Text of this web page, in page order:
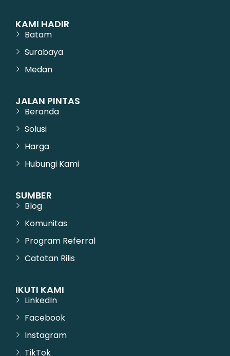
KAMI HADIR
Batam
Surabaya
Medan
JALAN PINTAS
Beranda
Solusi
Harga
Hubungi Kami
SUMBER
Blog
Komunitas
Program Referral
Catatan Rilis
IKUTI KAMI
LinkedIn
Facebook
Instagram
TikTok